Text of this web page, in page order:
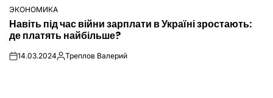
ОПУБЛІКУВАТИ
У
ЭКОНОМИКА
Навіть під час війни зарплати в Україні зростають:
де платять найбільше?
on14.03.2024Опубліковано
Треплов Валерий